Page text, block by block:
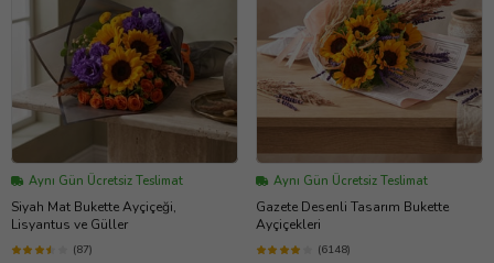
Aynı Gün Ücretsiz Teslimat
Siyah Mat Bukette Ayçiçeği,
Lisyantus ve Güller
(87)
Aynı Gün Ücretsiz Teslimat
Gazete Desenli Tasarım Bukette
Ayçiçekleri
(6148)